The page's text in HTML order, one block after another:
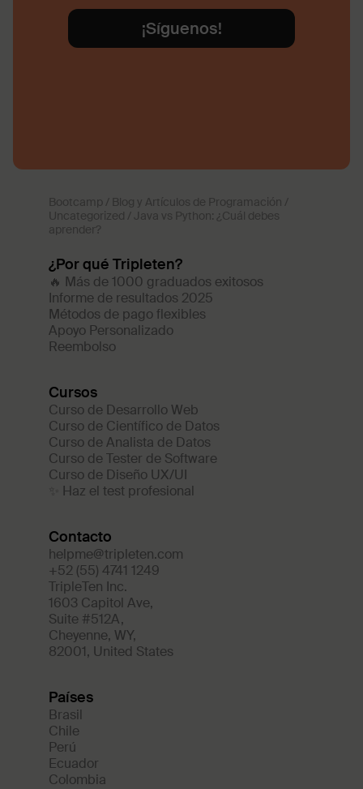
¡Síguenos!
Bootcamp / Blog y Artículos de Programación /
Uncategorized / Java vs Python: ¿Cuál debes
aprender?
¿Por qué Tripleten?
🔥 Más de 1000 graduados exitosos
Informe de resultados 2025
Métodos de pago flexibles
Apoyo Personalizado
Reembolso
Cursos
Curso de Desarrollo Web
Curso de Científico de Datos
Curso de Analista de Datos
Curso de Tester de Software
Curso de Diseño UX/UI
✨ Haz el test profesional
Países
Brasil
Chile
Perú
Ecuador
Colombia
Contacto
helpme@tripleten.com
+52 (55) 4741 1249
TripleTen Inc.
1603 Capitol Ave,
Suite #512A,
Cheyenne, WY,
82001, United States